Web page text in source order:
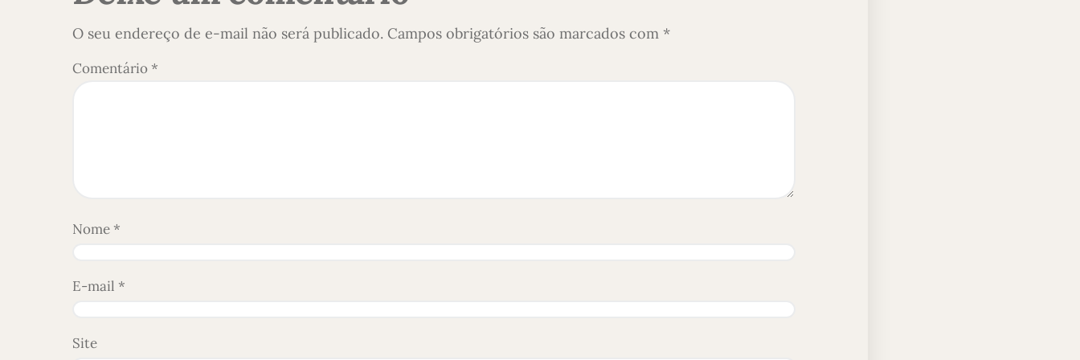
O seu endereço de e-mail não será publicado. Campos obrigatórios são marcados com *
Comentário*
Nome*
E-mail *
Site